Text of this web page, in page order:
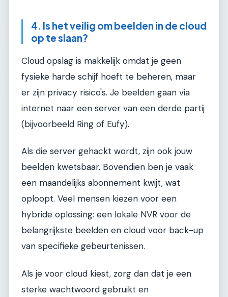
4. Is het veilig om beelden in de cloud
op te slaan?
Cloud opslag is makkelijk omdat je geen
fysieke harde schijf hoeft te beheren, maar
er zijn privacy risico's. Je beelden gaan via
internet naar een server van een derde partij
(bijvoorbeeld Ring of Eufy).
Als die server gehackt wordt, zijn ook jouw
beelden kwetsbaar. Bovendien ben je vaak
een maandelijks abonnement kwijt, wat
oploopt. Veel mensen kiezen voor een
hybride oplossing: een lokale NVR voor de
belangrijkste beelden en cloud voor back-up
van specifieke gebeurtenissen.
Als je voor cloud kiest, zorg dan dat je een
sterke wachtwoord gebruikt en